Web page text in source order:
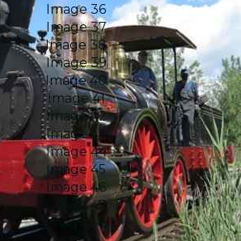
Image 36
Image 37
Image 38
Image 39
Image 40
Image 41
Image 42
Image 43
Image 44
Image 45
Image 46
Image 47
Image 48